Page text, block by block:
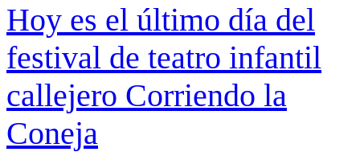
Hoy es el último día del
festival de teatro infantil
callejero Corriendo la
Coneja